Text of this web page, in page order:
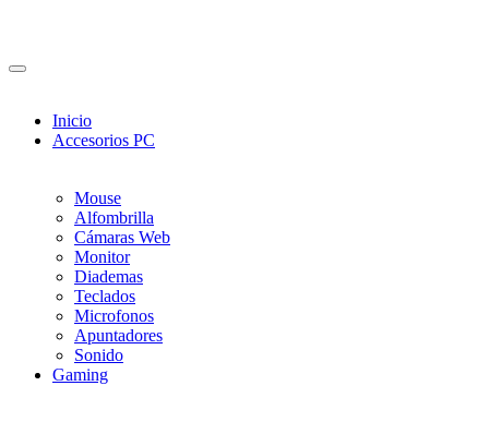
Inicio
Accesorios PC
Mouse
Alfombrilla
Cámaras Web
Monitor
Diademas
Teclados
Microfonos
Apuntadores
Sonido
Gaming